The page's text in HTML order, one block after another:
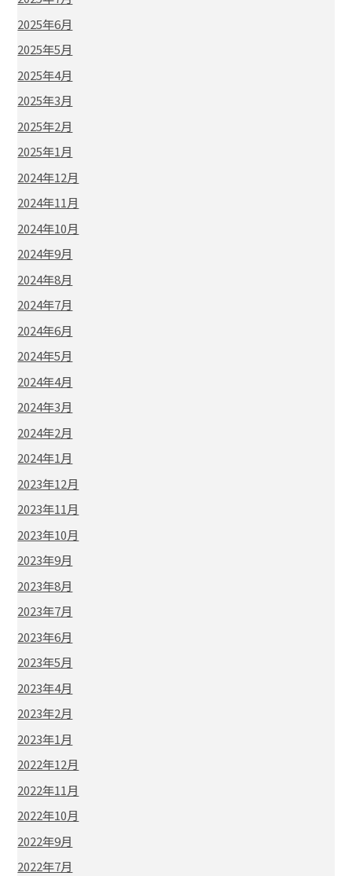
2025年6月
2025年5月
2025年4月
2025年3月
2025年2月
2025年1月
2024年12月
2024年11月
2024年10月
2024年9月
2024年8月
2024年7月
2024年6月
2024年5月
2024年4月
2024年3月
2024年2月
2024年1月
2023年12月
2023年11月
2023年10月
2023年9月
2023年8月
2023年7月
2023年6月
2023年5月
2023年4月
2023年2月
2023年1月
2022年12月
2022年11月
2022年10月
2022年9月
2022年7月